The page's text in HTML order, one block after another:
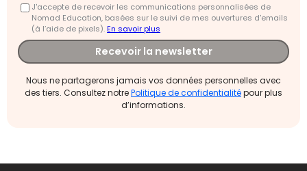
J'accepte de recevoir les communications personnalisées de
Nomad Education, basées sur le suivi de mes ouvertures d'emails
(à l’aide de pixels).En savoir plus
Recevoir la newsletter
Nous ne partagerons jamais vos données personnelles avec
des tiers. Consultez notrePolitique de confidentialitépour plus
d’informations.